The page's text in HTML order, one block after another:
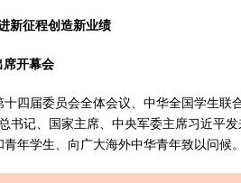
十次会议闭幕
布社保卡居民服
活动在郏县举
征程创造新业绩
开幕会
届委员会全体会议、中华全国学生联
书记、国家主席、中央军委主席习近平发
年学生、向广大海外中华青年致以问候。